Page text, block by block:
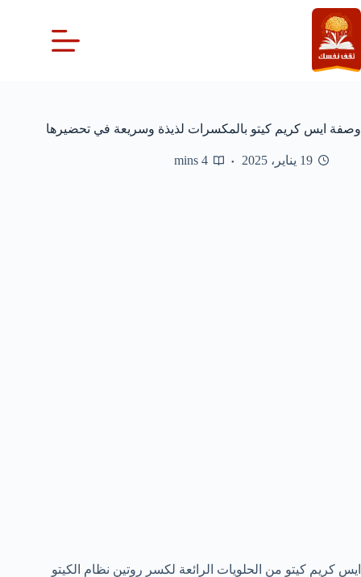
التجاوز
إلى
المحتوى
وصفة ايس كريم كيتو بالمكسرات لذيذة وسريعة في تحضيرها
19 يناير، 2025 4 mins
ايس كريم كيتو من الحلويات الرائعة لكسر روتين نظام الكيتو